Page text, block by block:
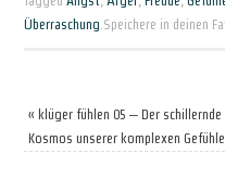
Überraschung Speichere in deinen
« klüger fühlen 05 – Der schillernde
Kosmos unserer komplexen Gefühle